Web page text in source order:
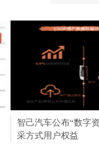
瞄准企服SaaS蓝海，
堂”如何走出自己的路
智己汽车公布“数字
采方式用户权益